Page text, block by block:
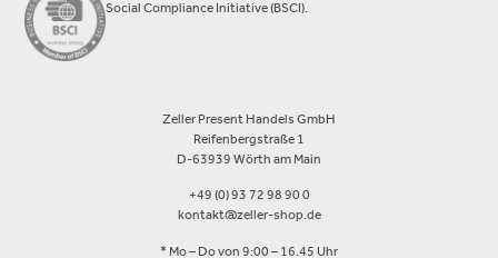
Social Compliance Initiative (BSCI).
Zeller Present Handels GmbH
Reifenbergstraße 1
D-63939 Wörth am Main
+49 (0) 93 72 98 90 0
kontakt@zeller-shop.de
* Mo – Do von 9:00 – 16.45 Uhr